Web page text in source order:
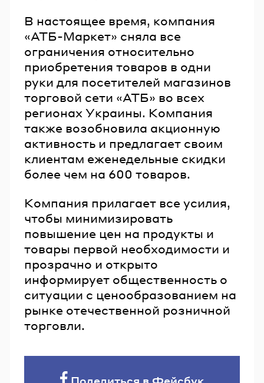
В настоящее время, компания
«АТБ-Маркет» сняла все
ограничения относительно
приобретения товаров в одни
руки для посетителей магазинов
торговой сети «АТБ» во всех
регионах Украины. Компания
также возобновила акционную
активность и предлагает своим
клиентам еженедельные скидки
более чем на 600 товаров.
Компания прилагает все усилия,
чтобы минимизировать
повышение цен на продукты и
товары первой необходимости и
прозрачно и открыто
информирует общественность о
ситуации с ценообразованием на
рынке отечественной розничной
торговли.